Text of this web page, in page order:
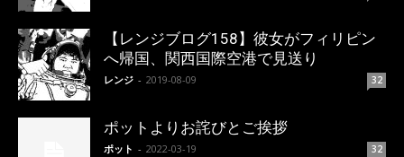
【レンジブログ158】彼女がフィリピン
へ帰国、関西国際空港で見送り
レンジ - 2019-08-09 32
ポットよりお詫びとご挨拶
ポット - 2022-03-19 32